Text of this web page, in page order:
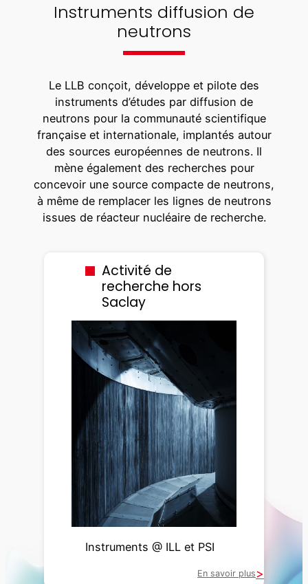
Instruments diffusion de
neutrons
Le LLB conçoit, développe et pilote des
instruments d’études par diffusion de
neutrons pour la communauté scientifique
française et internationale, implantés autour
des sources européennes de neutrons. Il
mène également des recherches pour
concevoir une source compacte de neutrons,
à même de remplacer les lignes de neutrons
issues de réacteur nucléaire de recherche.
Activité de
recherche hors
Saclay
Instruments @ ILL et PSI
En savoir plus